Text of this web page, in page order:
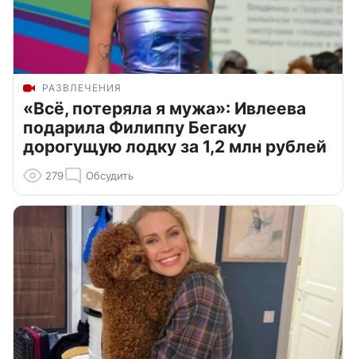
РАЗВЛЕЧЕНИЯ
«Всё, потеряла я мужа»: Ивлеева
подарила Филиппу Бегаку
дорогущую лодку за 1,2 млн рублей
279 Обсудить